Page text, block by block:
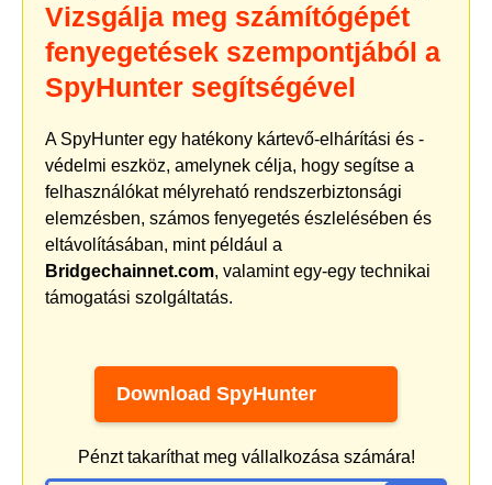
Vizsgálja meg számítógépét
fenyegetések szempontjából a
SpyHunter segítségével
A SpyHunter egy hatékony kártevő-elhárítási és -
védelmi eszköz, amelynek célja, hogy segítse a
felhasználókat mélyreható rendszerbiztonsági
elemzésben, számos fenyegetés észlelésében és
eltávolításában, mint például a
Bridgechainnet.com, valamint egy-egy technikai
támogatási szolgáltatás.
Download SpyHunter
Pénzt takaríthat meg vállalkozása számára!